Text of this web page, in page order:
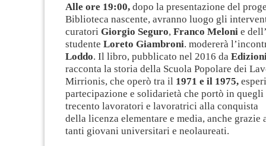
Alle ore 19:00, dopo la presentazione del
Biblioteca nascente, avranno luogo gli
curatori Giorgio Seguro, Franco Meloni e
studente Loreto Giambroni. modererà
Loddo. Il libro, pubblicato nel 2016 da
racconta la storia della Scuola Popolare dei
Mirrionis, che operò tra il 1971 e il 1975,
partecipazione e solidarietà che portò in quegli
trecento lavoratori e lavoratrici alla conquista
della licenza elementare e media, anche grazie
tanti giovani universitari e neolaureati.